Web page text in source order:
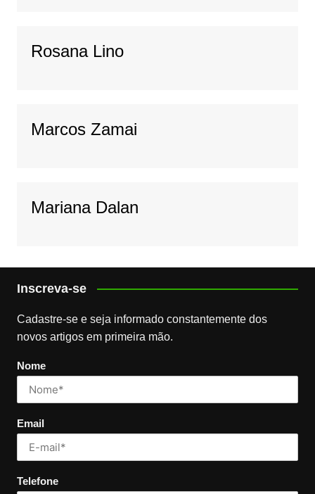
Rosana Lino
Marcos Zamai
Mariana Dalan
Inscreva-se
Cadastre-se e seja informado constantemente dos
novos artigos em primeira mão.
Nome
Email
Telefone